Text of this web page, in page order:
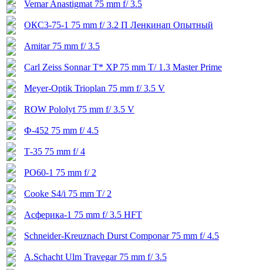
Vemar Anastigmat 75 mm f/ 3.5
ОКС3-75-1 75 mm f/ 3.2 П Ленкинап Опытный
Amitar 75 mm f/ 3.5
Carl Zeiss Sonnar T* XP 75 mm T/ 1.3 Master Prime
Meyer-Optik Trioplan 75 mm f/ 3.5 V
ROW Pololyt 75 mm f/ 3.5 V
Ф-452 75 mm f/ 4.5
Т-35 75 mm f/ 4
РО60-1 75 mm f/ 2
Cooke S4/i 75 mm T/ 2
Асферика-1 75 mm f/ 3.5 HFT
Schneider-Kreuznach Durst Componar 75 mm f/ 4.5
A.Schacht Ulm Travegar 75 mm f/ 3.5